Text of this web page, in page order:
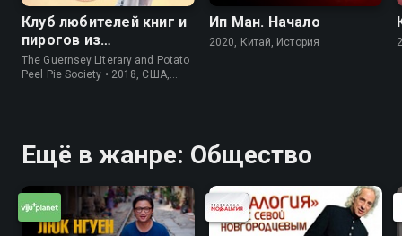
Клуб любителей книг и
пирогов из
картофельных
очистков
The Guernsey Literary and Potato
Peel Pie Society • 2018, США,
Ип Ман. Начало
2020, Китай, История
Ещё в жанре: Общество